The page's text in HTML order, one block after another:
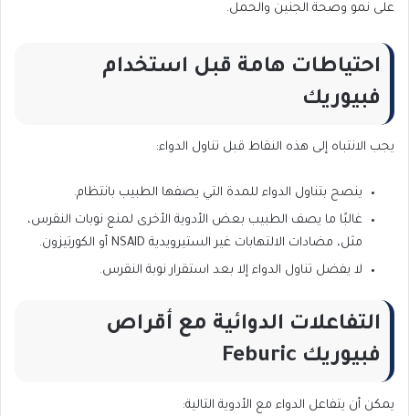
على نمو وصحة الجنين والحمل.
احتياطات هامة قبل استخدام
فبيوريك
يجب الانتباه إلى هذه النقاط قبل تناول الدواء:
ينصح بتناول الدواء للمدة التي يصفها الطبيب بانتظام.
غالبًا ما يصف الطبيب بعض الأدوية الأخرى لمنع نوبات النقرس،
مثل، مضادات الالتهابات غير الستيرويدية NSAID أو الكورتيزون.
لا يفضل تناول الدواء إلا بعد استقرار نوبة النقرس.
التفاعلات الدوائية مع أقراص
فبيوريك Feburic
يمكن أن يتفاعل الدواء مع الأدوية التالية: